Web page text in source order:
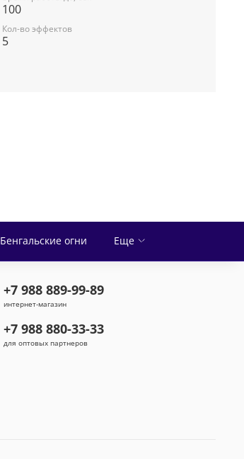
100
Кол-во эффектов
5
Бенгальские огни Еще
+7 988 889-99-89
интернет-магазин
+7 988 880-33-33
для оптовых партнеров